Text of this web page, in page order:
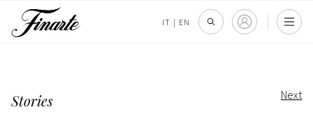
IT | EN
Stories Next